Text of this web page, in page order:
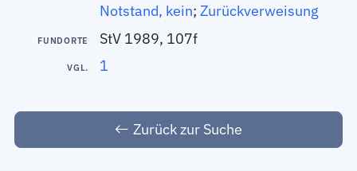
Notstand, kein; Zurückverweisung
FUNDORTE StV 1989, 107f
VGL. 1
Zurück zur Suche